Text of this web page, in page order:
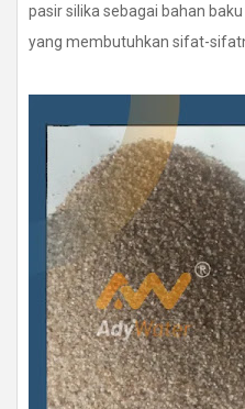
pasir silika sebagai bahan
yang membutuhkan sifat-